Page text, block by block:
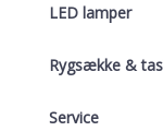
LED lamper
Rygsække &
Service